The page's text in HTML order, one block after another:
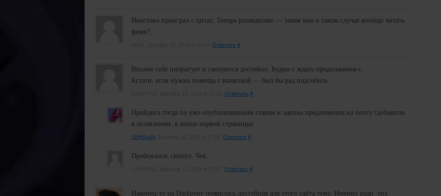
Неистово проиграл с цитат. Теперь размышляю — зачем мне в таком случае вообще читать
фики?..
Ответить #
Вполне себе интригует и смотрится достойно. Будем-с ждать продолжения-с.
Кстати, если нужна помощь с вычиткой — был бы рад подсобить.
Ответить #
Пройдись тогда по уже опубликованным главам и закинь предложения на почту (добавили
в оглавлении, в конце первой страницы)
St@SyaN Ответить #
Пробежался, скинул. Чек.
Ответить #
Наконец-то на Darkpony появилась достойная для этого сайта тема. Именно ради .тих